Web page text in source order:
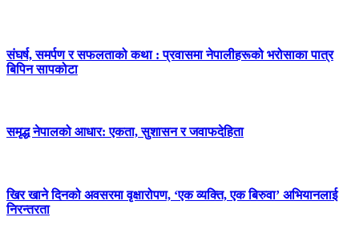
संघर्ष, समर्पण र सफलताको कथा : प्रवासमा नेपालीहरूको भरोसाका पात्र
बिपिन सापकोटा
समृद्ध नेपालको आधार: एकता, सुशासन र जवाफदेहिता
खिर खाने दिनको अवसरमा वृक्षारोपण, ‘एक व्यक्ति, एक बिरुवा’ अभियानलाई
निरन्तरता